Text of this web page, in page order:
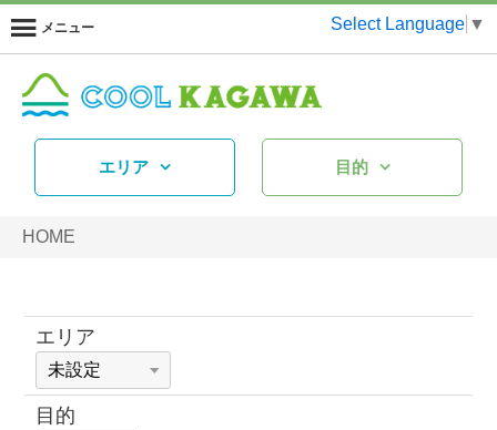
メニュー Select Language ▼
エリア 目的
HOME
エリア
目的